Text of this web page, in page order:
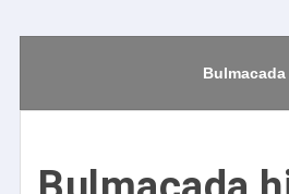
Bulmacada